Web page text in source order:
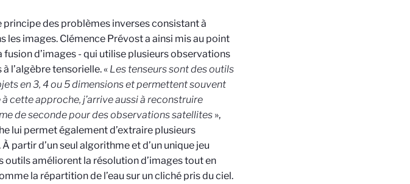
des problèmes inverses consistant à
images. Clémence Prévost a ainsi mis au point
fusion d’images - qui utilise plusieurs observations
l’algèbre tensorielle. « Les tenseurs sont des outils
en 3, 4 ou 5 dimensions et permettent souvent
cette approche, j’arrive aussi à reconstruire
de seconde pour des observations satellites»,
lui permet également d’extraire plusieurs
partir d’un seul algorithme et d’un unique jeu
outils améliorent la résolution d’images tout en
la répartition de l’eau sur un cliché pris du ciel.